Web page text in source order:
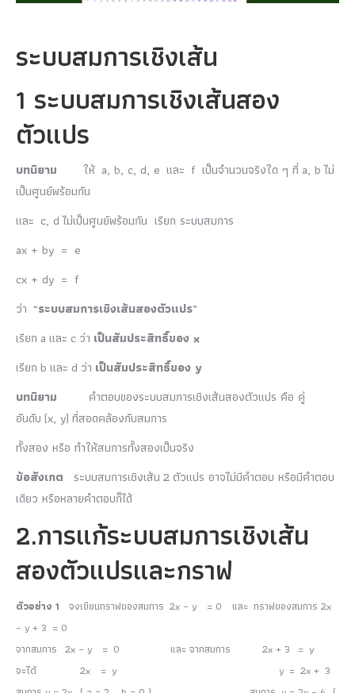
ระบบสมการเชิงเส้น
1 ระบบสมการเชิงเส้นสอง
ตัวแปร
บทนิยาม ให้ a, b, c, d, e และ f เป็นจำนวนจริงใด ๆ ที่ a, b ไม่
เป็นศูนย์พร้อมกัน
และ c, d ไม่เป็นศูนย์พร้อมกัน เรียก ระบบสมการ
ax + by = e
cx + dy = f
ว่า “ระบบสมการเชิงเส้นสองตัวแปร”
เรียก a และ c ว่า เป็นสัมประสิทธิ์ของ x
เรียก b และ d ว่า เป็นสัมประสิทธิ์ของ y
บทนิยาม คำตอบของระบบสมการเชิงเส้นสองตัวแปร คือ คู่
อันดับ (x, y) ที่สอดคล้องกับสมการ
ทั้งสอง หรือ ทำให้สมการทั้งสองเป็นจริง
ข้อสังเกต ระบบสมการเชิงเส้น 2 ตัวแปร อาจไม่มีคำตอบ หรือมีคำตอบ
เดียว หรือหลายคำตอบก็ได้
2.การแก้ระบบสมการเชิงเส้น
สองตัวแปรและกราฟ
ตัวอย่าง 1 จงเขียนกราฟของสมการ 2x – y = 0 และ กราฟของสมการ 2x
– y + 3 = 0
จากสมการ 2x – y = 0 และ จากสมการ 2x + 3 = y
จะได้ 2x = y y = 2x + 3